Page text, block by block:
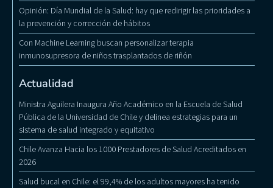
Opinión: Día Mundial de la Salud: hay que redirigir las prioridades a
la prevención y corrección de hábitos
Con Machine Learning buscan personalizar terapia
inmunosupresora de niños trasplantados de riñón
Actualidad
Ministra Aguilera Inaugura Año Académico en la Escuela de Salud
Pública de la Universidad de Chile y delinea estrategias para un
sistema de salud integrado y equitativo
Chile Avanza Hacia los 1000 Prestadores de Salud Acreditados en
2026
Salud bucal en Chile: el 99,4% de los adultos mayores ha tenido